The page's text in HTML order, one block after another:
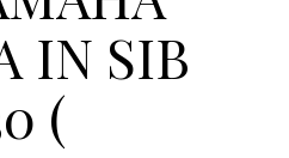
IN SIB
(